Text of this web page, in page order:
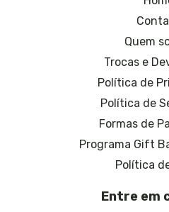
Quem
Trocas e
Política de
Política de
Formas de
Programa Gift
Política
Entre em